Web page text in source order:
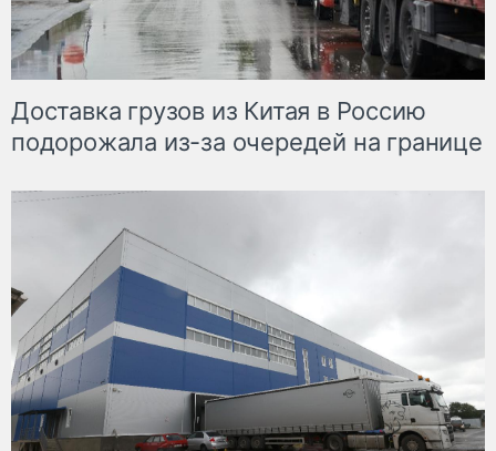
Доставка грузов из Китая в Россию
подорожала из-за очередей на границе